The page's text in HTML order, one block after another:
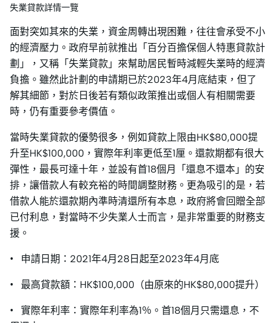
失業貸款詳情一覽
面對突如其來的失業，資金周轉出現困難，往往會承受不小
的經濟壓力。政府早前就推出「百分百擔保個人特惠貸款計
劃」，又稱「失業貸款」來幫助居民暫時減輕失業時的經濟
負擔。雖然此計劃的申請期已於2023年4月底結束，但了
解其細節，對於日後若有類似政策推出或個人有相關需要
時，仍有重要參考價值。
當時失業貸款的優勢很多，例如貸款上限由HK$80,000提
升至HK$100,000，實際年利率更低至1厘。還款期都有很大
彈性，最長可達十年，並設有首18個月「還息不還本」的安
排，讓借款人有較充裕的時間調整財務。更為吸引的是，若
借款人能於還款期內準時清還所有本息，政府將會回贈全部
已付利息，對當時不少失業人士而言，是非常重要的財務支
援。
• 申請日期：2021年4月28日起至2023年4月底
• 最高貸款額：HK$100,000（由原來的HK$80,000提升）
• 實際年利率：實際年利率為1％。首18個月只需還息，不